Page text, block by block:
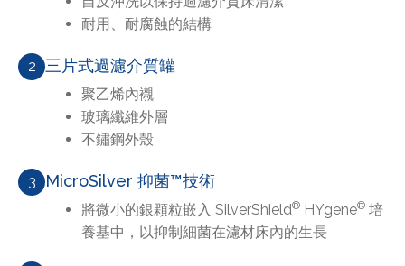
耐用、耐腐蝕的結構
2 三片式過濾介質罐
聚乙烯內襯
玻璃纖維外層
不鏽鋼外殼
3 MicroSilver 抑菌™技術
將微小的銀顆粒嵌入 SilverShield® HYgene® 培
養基中，以抑制細菌在濾材床內的生長